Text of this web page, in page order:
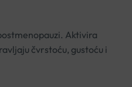
Aktivira
čvrstoću, gustoću i